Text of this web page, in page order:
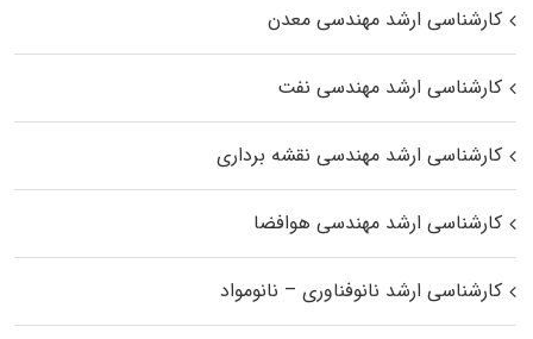
کارشناسی ارشد مهندسی معدن
کارشناسی ارشد مهندسی نفت
کارشناسی ارشد مهندسی نقشه برداری
کارشناسی ارشد مهندسی هوافضا
کارشناسی ارشد نانوفناوری – نانومواد